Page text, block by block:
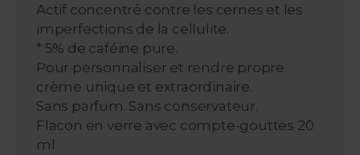
Actif concentré contre les cernes et les
imperfections de la cellulite.
* 5% de caféine pure.
Pour personnaliser et rendre propre
crème unique et extraordinaire.
Sans parfum. Sans conservateur.
Flacon en verre avec compte-gouttes 20
ml